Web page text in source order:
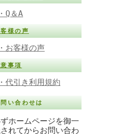
・Q＆A
様の声
・お客様の声
事項
・代引き利用規約
い合わせは
ホームページを御一
れてからお問い合わ